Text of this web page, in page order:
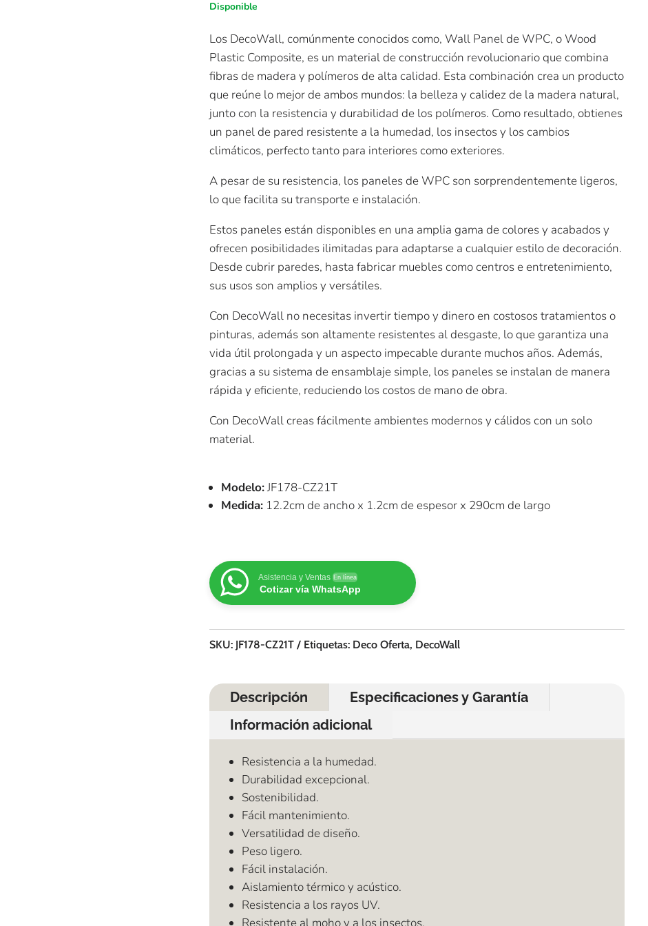
$12.31.$6.15.
Disponible
Los DecoWall, comúnmente conocidos como, Wall Panel de WPC, o Wood
Plastic Composite, es un material de construcción revolucionario que combina
fibras de madera y polímeros de alta calidad. Esta combinación crea un producto
que reúne lo mejor de ambos mundos: la belleza y calidez de la madera natural,
junto con la resistencia y durabilidad de los polímeros. Como resultado, obtienes
un panel de pared resistente a la humedad, los insectos y los cambios
climáticos, perfecto tanto para interiores como exteriores.
A pesar de su resistencia, los paneles de WPC son sorprendentemente ligeros,
lo que facilita su transporte e instalación.
Estos paneles están disponibles en una amplia gama de colores y acabados y
ofrecen posibilidades ilimitadas para adaptarse a cualquier estilo de decoración.
Desde cubrir paredes, hasta fabricar muebles como centros e entretenimiento,
sus usos son amplios y versátiles.
Con DecoWall no necesitas invertir tiempo y dinero en costosos tratamientos o
pinturas, además son altamente resistentes al desgaste, lo que garantiza una
vida útil prolongada y un aspecto impecable durante muchos años. Además,
gracias a su sistema de ensamblaje simple, los paneles se instalan de manera
rápida y eficiente, reduciendo los costos de mano de obra.
Con DecoWall creas fácilmente ambientes modernos y cálidos con un solo
material.
Modelo:JF178-CZ21T
Medida: 12.2cm de ancho x 1.2cm de espesor x 290cm de largo
Asistencia y Ventas En línea
Cotizar vía WhatsApp
SKU: JF178-CZ21T Etiquetas: Deco Oferta, DecoWall
Descripción
Especificaciones y Garantía
Información adicional
Resistencia a la humedad.
Durabilidad excepcional.
Sostenibilidad.
Fácil mantenimiento.
Versatilidad de diseño.
Peso ligero.
Fácil instalación.
Aislamiento térmico y acústico.
Resistencia a los rayos UV.
Resistente al moho y a los insectos.